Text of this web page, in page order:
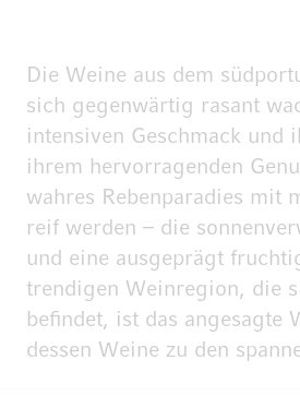
Die Weine aus dem
sich gegenwärtig rasant
intensiven Geschmack und
ihrem hervorragenden
wahres Rebenparadies mit
reif werden – die
und eine ausgeprägt
trendigen Weinregion, die
befindet, ist das angesagte
dessen Weine zu den